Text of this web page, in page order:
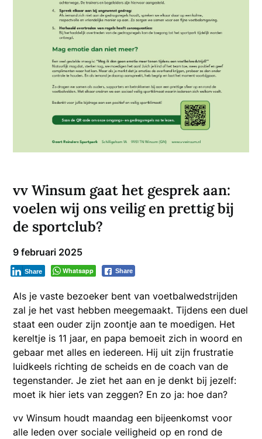
vv Winsum gaat het gesprek aan:
voelen wij ons veilig en prettig bij
de sportclub?
9 februari 2025
Whatsapp Share
Share
Als je vaste bezoeker bent van voetbalwedstrijden
zal je het vast hebben meegemaakt. Tijdens een duel
staat een ouder zijn zoontje aan te moedigen. Het
kereltje is 11 jaar, en papa bemoeit zich in woord en
gebaar met alles en iedereen. Hij uit zijn frustratie
luidkeels richting de scheids en de coach van de
tegenstander. Je ziet het aan en je denkt bij jezelf:
moet ik hier iets van zeggen? En zo ja: hoe dan?
vv Winsum houdt maandag een bijeenkomst voor
alle leden over sociale veiligheid op en rond de